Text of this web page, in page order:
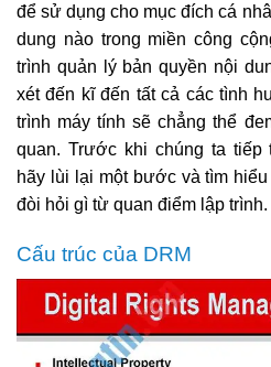
để sử dụng cho mục đích cá
dung nào trong miền công
trình quản lý bản quyền nội
xét đến kĩ đến tất cả các tình
trình máy tính sẽ chẳng thể
quan. Trước khi chúng ta tiếp
hãy lùi lại một bước và tìm
đòi hỏi gì từ quan điểm lập trình.
Cấu trúc của DRM